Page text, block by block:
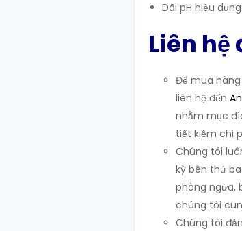
Dãi pH hiệu
Liên
Để mua
liên hệ đến
nhằm mục
tiết kiệm chi
Chúng tôi
kỳ bên thứ
phòng ngừa,
chúng tôi
Chúng tôi